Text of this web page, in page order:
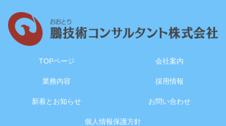
TOPページ 会社案内
業務内容 採用情報
新着とお知らせ お問い合わせ
個人情報保護方針